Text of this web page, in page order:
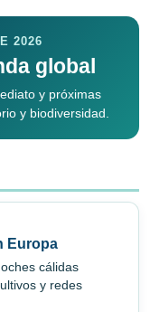
2026
global
y próximas
y biodiversidad.
Europa
cálidas
y redes